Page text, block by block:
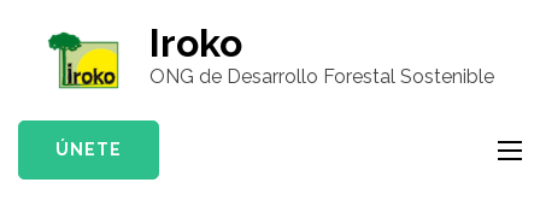
contenido
(presiona
tecla
Iroko
ONG de Desarrollo Forestal Sostenible
ÚNETE